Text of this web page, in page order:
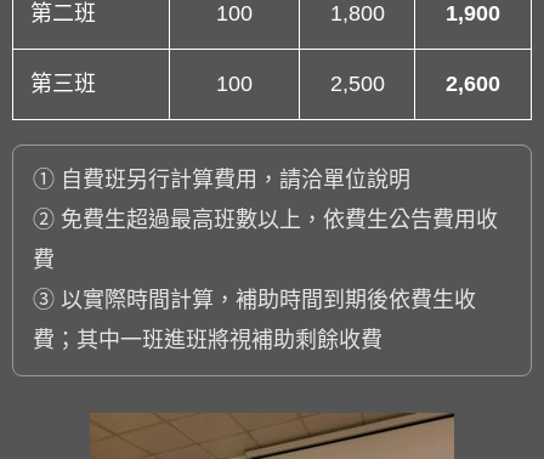
第二班 100 1,800 1,900
第三班 100 2,500 2,600
① 自費班另行計算費用，請洽單位說明
② 免費生超過最高班數以上，依費生公告費用收
費
③ 以實際時間計算，補助時間到期後依費生收
費；其中一班進班將視補助剩餘收費